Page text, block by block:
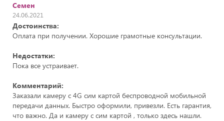
Семен
24.06.2021
Достоинства:
Оплата при получении. Хорошие грамотные консультации.
Недостатки:
Пока все устраивает.
Комментарий:
Заказали камеру с 4G сим картой беспроводной мобильной
передачи данных. Быстро оформили, привезли. Есть гарантия,
что важно. Да и камеру с сим картой , только здесь нашли.